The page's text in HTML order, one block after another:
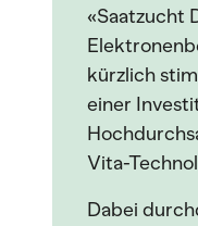
«Saatzucht
kürzlich
einer
Vita-
Dabei